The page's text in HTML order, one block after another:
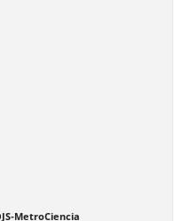
MetroCiencia